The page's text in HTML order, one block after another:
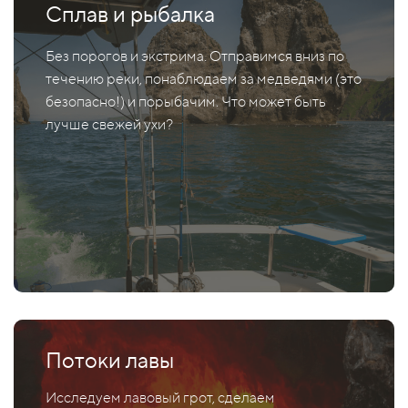
Сплав и рыбалка
Без порогов и экстрима. Отправимся вниз по
течению реки, понаблюдаем за медведями (это
безопасно!) и порыбачим. Что может быть
лучше свежей ухи?
Потоки лавы
Исследуем лавовый грот, сделаем